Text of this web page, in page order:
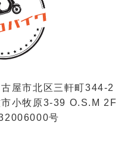
屋市北区三軒町344-2
市小牧原3-39 O.S.M 2F
号